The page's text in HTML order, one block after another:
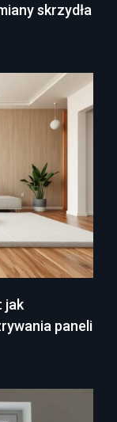
skrzydła
jak
paneli